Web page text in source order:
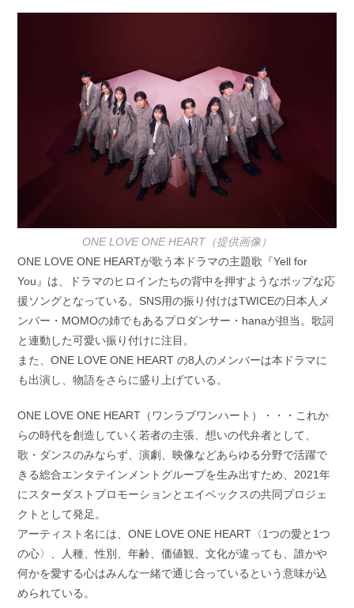
ONE LOVE ONE HEART（提供画像）
ONE LOVE ONE HEARTが歌う本ドラマの主題歌『Yell for
You』は、ドラマのヒロインたちの背中を押すようなポップな応
援ソングとなっている。SNS用の振り付けはTWICEの日本人メ
ンバー・MOMOの姉でもあるプロダンサー・hanaが担当。歌詞
と連動した可愛い振り付けに注目。
また、ONE LOVE ONE HEART の8人のメンバーは本ドラマに
も出演し、物語をさらに盛り上げている。
ONE LOVE ONE HEART（ワンラブワンハート）・・・これか
らの時代を創造していく若者の主張、想いの代弁者として、
歌・ダンスのみならず、演劇、映像などあらゆる分野で活躍で
きる総合エンタテインメントグループを生み出すため、2021年
にスターダストプロモーションとエイベックスの共同プロジェ
クトとして発足。
アーティスト名には、ONE LOVE ONE HEART〈1つの愛と1つ
の心〉、人種、性別、年齢、価値観、文化が違っても、誰かや
何かを愛する心はみんな一緒で通じ合っているという意味が込
められている。